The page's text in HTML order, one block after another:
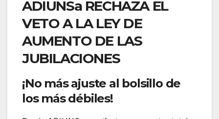
ADIUNSa RECHAZA EL
VETO A LA LEY DE
AUMENTO DE LAS
JUBILACIONES
¡No más ajuste al bolsillo de
los más débiles!